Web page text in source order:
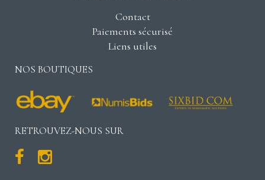
Contact
Paiements sécurisé
Liens utiles
NOS BOUTIQUES
RETROUVEZ-NOUS SUR